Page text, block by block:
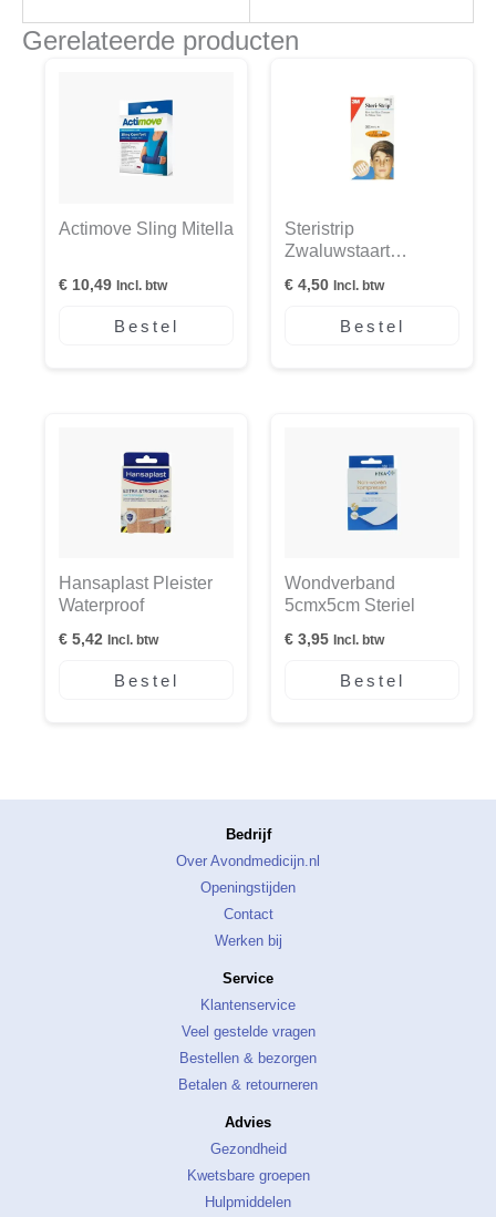
Gerelateerde producten
Actimove Sling Mitella
€ 10,49 Incl. btw
Bestel
Steristrip
Zwaluwstaart
€ 4,50 Incl. btw
Bestel
Hansaplast Pleister
Waterproof
€ 5,42 Incl. btw
Bestel
Wondverband
5cmx5cm Steriel
€ 3,95 Incl. btw
Bestel
Bedrijf
Over Avondmedicijn.nl
Openingstijden
Contact
Werken bij
Service
Klantenservice
Veel gestelde vragen
Bestellen & bezorgen
Betalen & retourneren
Advies
Gezondheid
Kwetsbare groepen
Hulpmiddelen